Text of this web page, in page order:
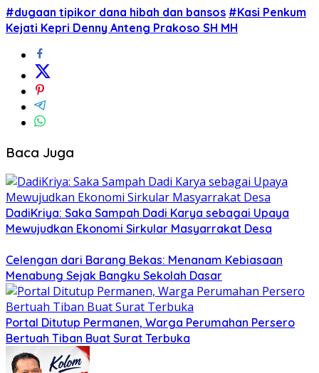
#dugaan tipikor dana hibah dan bansos #Kasi Penkum
Kejati Kepri Denny Anteng Prakoso SH MH
Baca Juga
DadiKriya: Saka Sampah Dadi Karya sebagai Upaya
Mewujudkan Ekonomi Sirkular Masyarrakat Desa
Celengan dari Barang Bekas: Menanam Kebiasaan
Menabung Sejak Bangku Sekolah Dasar
Portal Ditutup Permanen, Warga Perumahan Persero
Bertuah Tiban Buat Surat Terbuka